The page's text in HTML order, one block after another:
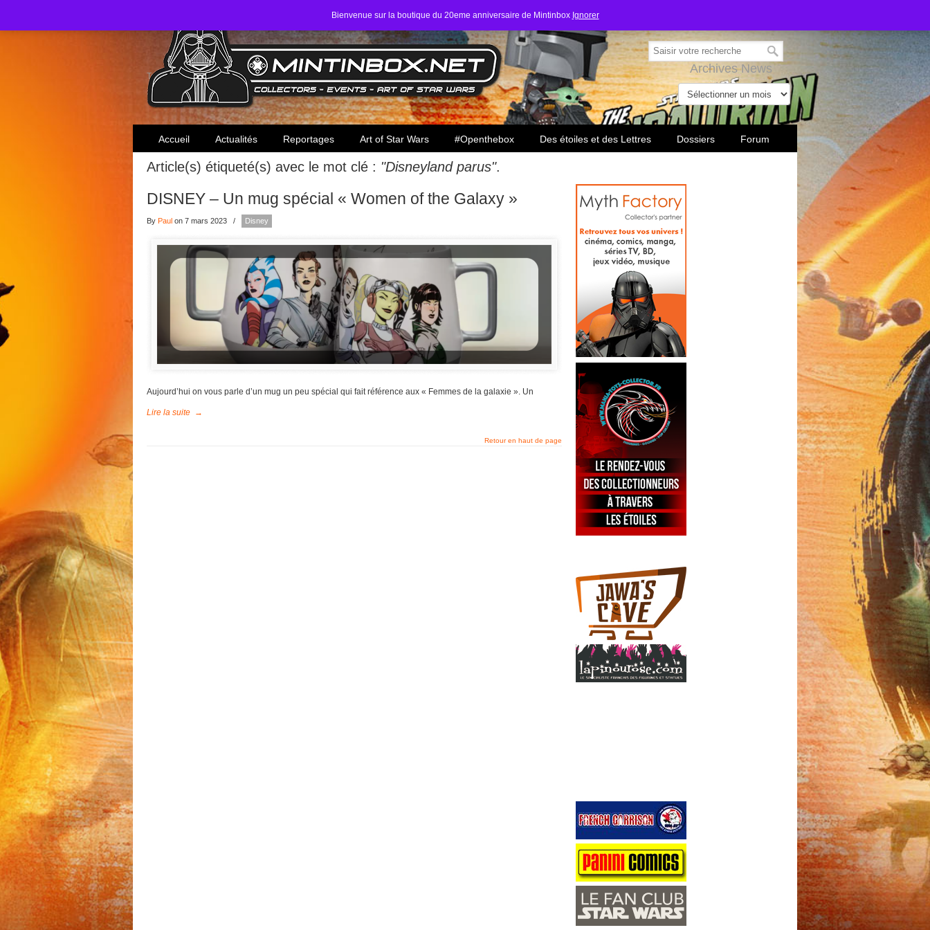
Bienvenue sur la boutique du 20eme anniversaire de Mintinbox Ignorer
Toute l'actualité des collectionneurs Star Wars
Archives News
Accueil Actualités Reportages Art of Star Wars #Openthebox Des étoiles et des Lettres Dossiers Forum
Article(s) étiqueté(s) avec le mot clé : "Disneyland parus".
DISNEY – Un mug spécial « Women of the Galaxy »
By Paul on 7 mars 2023 / Disney
Aujourd’hui on vous parle d’un mug un peu spécial qui fait référence aux « Femmes de la galaxie ». Un
Lire la suite →
Retour en haut de page